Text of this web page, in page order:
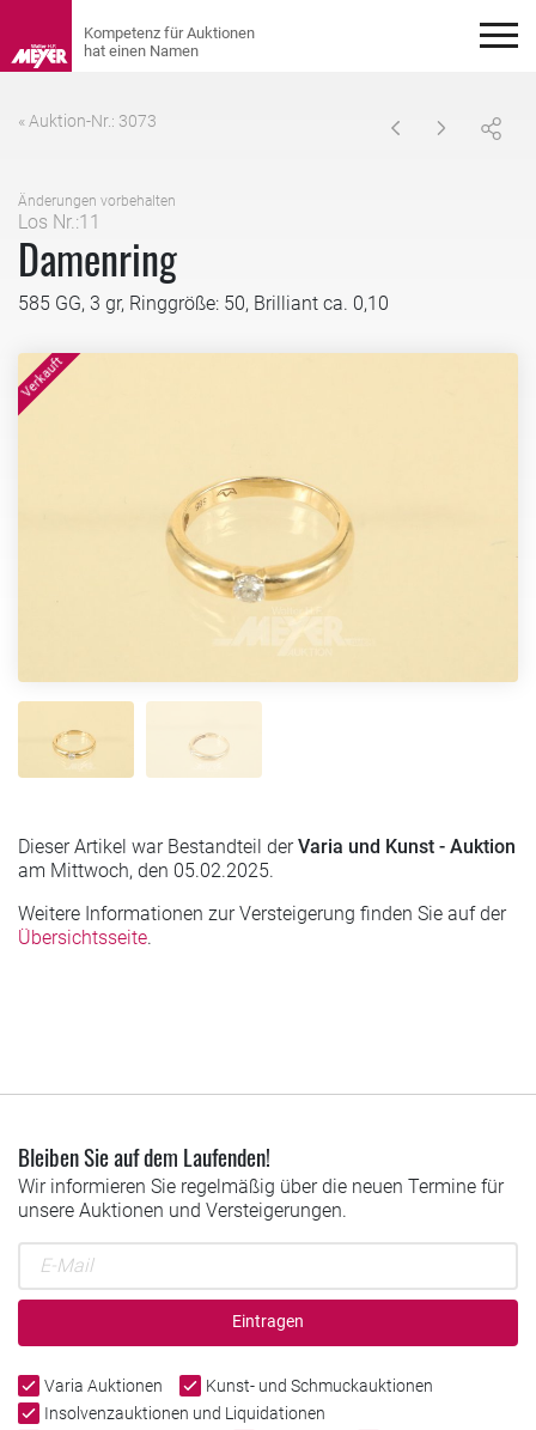
« Auktion-Nr.: 3073
Änderungen vorbehalten
Los Nr.:11
Damenring
585 GG, 3 gr, Ringgröße: 50, Brilliant ca. 0,10
Dieser Artikel war Bestandteil derVaria und Kunst - Auktion
am Mittwoch, den 05.02.2025.
Weitere Informationen zur Versteigerung finden Sie auf der
Übersichtsseite.
Bleiben Sie auf dem Laufenden!
Wir informieren Sie regelmäßig über die neuen Termine für
unsere Auktionen und Versteigerungen.
Eintragen
Varia Auktionen
Kunst- und Schmuckauktionen
Insolvenzauktionen und Liquidationen